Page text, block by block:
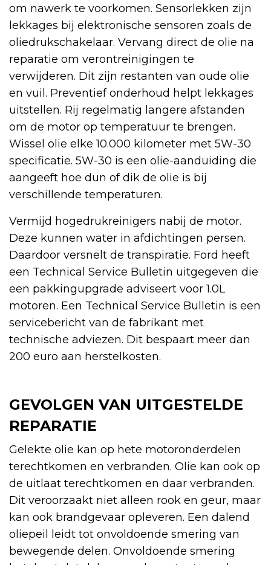
om nawerk te voorkomen. Sensorlekken zijn
lekkages bij elektronische sensoren zoals de
oliedrukschakelaar. Vervang direct de olie na
reparatie om verontreinigingen te
verwijderen. Dit zijn restanten van oude olie
en vuil. Preventief onderhoud helpt lekkages
uitstellen. Rij regelmatig langere afstanden
om de motor op temperatuur te brengen.
Wissel olie elke 10.000 kilometer met 5W-30
specificatie. 5W-30 is een olie-aanduiding die
aangeeft hoe dun of dik de olie is bij
verschillende temperaturen.
Vermijd hogedrukreinigers nabij de motor.
Deze kunnen water in afdichtingen persen.
Daardoor versnelt de transpiratie. Ford heeft
een Technical Service Bulletin uitgegeven die
een pakkingupgrade adviseert voor 1.0L
motoren. Een Technical Service Bulletin is een
servicebericht van de fabrikant met
technische adviezen. Dit bespaart meer dan
200 euro aan herstelkosten.
GEVOLGEN VAN UITGESTELDE
REPARATIE
Gelekte olie kan op hete motoronderdelen
terechtkomen en verbranden. Olie kan ook op
de uitlaat terechtkomen en daar verbranden.
Dit veroorzaakt niet alleen rook en geur, maar
kan ook brandgevaar opleveren. Een dalend
oliepeil leidt tot onvoldoende smering van
bewegende delen. Onvoldoende smering